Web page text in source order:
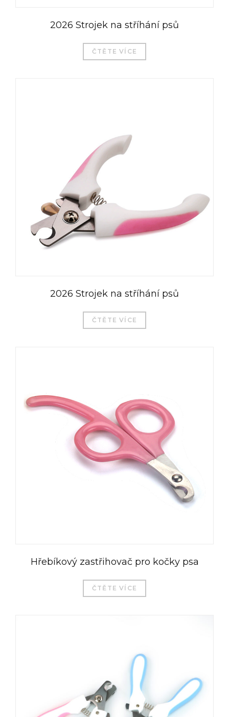
2026 Strojek na stříhání psů
ČTĚTE VÍCE
2026 Strojek na stříhání psů
ČTĚTE VÍCE
Hřebíkový zastřihovač pro kočky psa
ČTĚTE VÍCE